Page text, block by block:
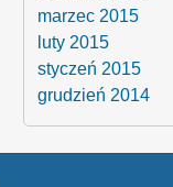
marzec 2015
luty 2015
styczeń 2015
grudzień 2014